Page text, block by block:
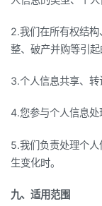
2.我们在所有权结
整、破产并购等引起
3.个人信息共享、转
4.您参与个人信息处
5.我们负责处理个
生变化时。
九、适用范围